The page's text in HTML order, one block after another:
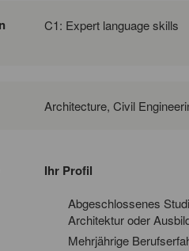
C1: Expert language skills
Architecture, Civil
Ihr Profil
Abgeschlossenes
Architektur oder
Mehrjährige